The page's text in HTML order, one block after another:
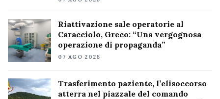
Riattivazione sale operatorie al
Caracciolo, Greco: “Una vergognosa
operazione di propaganda”
07 AGO 2026
Trasferimento paziente, l’elisoccorso
atterra nel piazzale del comando